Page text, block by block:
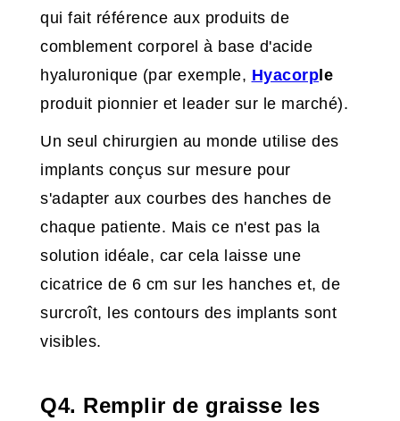
qui fait référence aux produits de
comblement corporel à base d'acide
hyaluronique (par exemple, Hyacorp le
produit pionnier et leader sur le marché).
Un seul chirurgien au monde utilise des
implants conçus sur mesure pour
s'adapter aux courbes des hanches de
chaque patiente. Mais ce n'est pas la
solution idéale, car cela laisse une
cicatrice de 6 cm sur les hanches et, de
surcroît, les contours des implants sont
visibles.
Q4. Remplir de graisse les